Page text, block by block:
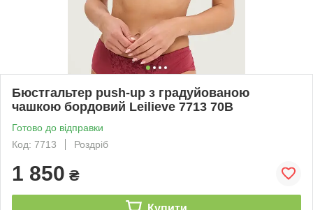
Бюстгальтер push-up з градуйованою
чашкою бордовий Leilieve 7713 70B
Готово до відправки
Код: 7713
Роздріб
1 850 ₴